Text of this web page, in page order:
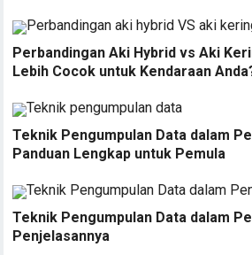
Perbandingan Aki Hybrid vs Aki
Lebih Cocok untuk Kendaraan
Teknik Pengumpulan Data dalam
Panduan Lengkap untuk Pemula
Teknik Pengumpulan Data dalam
Penjelasannya